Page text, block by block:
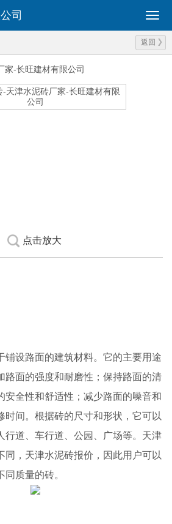
司
返回
家-长旺建材有限公司
点击放大
铺设路面的建筑材料。它的主要用途
路面的强度和耐磨性；保持路面的清
安全性和舒适性；减少路面的噪音和
时间。根据砖的尺寸和形状，它可以
行道、车行道、公园、广场等。天津
同，天津水泥砖报价，因此用户可以
质量的砖。